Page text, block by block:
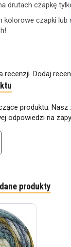
drutach czapkę
kolorowe czapki lub
recenzji. Dodaj
produktu.
odpowiedzi na
produkty